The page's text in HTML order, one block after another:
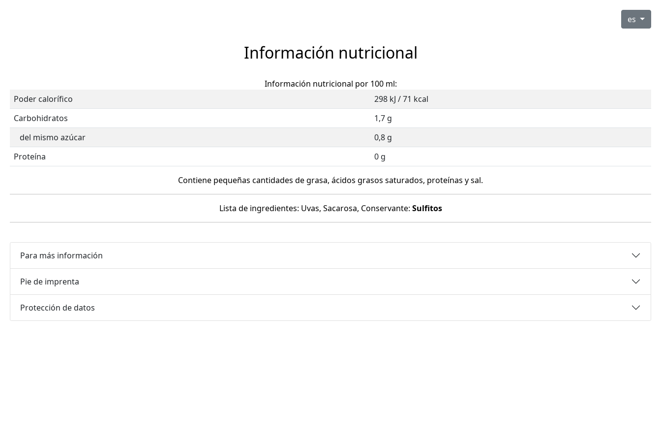
es
Información nutricional
Información nutricional por 100 ml:
Poder calorífico
298 kJ / 71 kcal
Carbohidratos
1,7 g
del mismo azúcar
0,8 g
Proteína
0 g
Contiene pequeñas cantidades de grasa, ácidos grasos saturados, proteínas y sal.
Lista de ingredientes: Uvas, Sacarosa, Conservante: Sulfitos
Para más información
Pie de imprenta
Protección de datos